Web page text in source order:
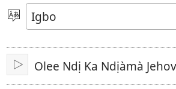
vidio
Họrọ
Asụsụ
KpọwaOlee Ndị Ka Ndịàmà